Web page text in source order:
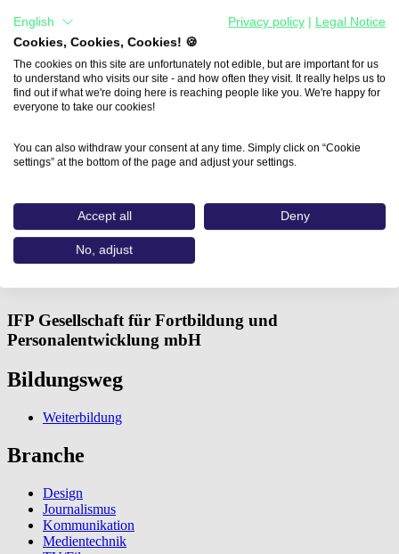
Aus- und Weiterbildungen
Adobe® Animate® Basics (IFP…
Adobe® Animate® Basics
IFP Gesellschaft für Fortbildung und
Personalentwicklung mbH
Bildungsweg
Weiterbildung
Branche
Design
Journalismus
Kommunikation
Medientechnik
English Privacy policy
Legal Notice
Cookies, Cookies, Cookies! 🍪
The cookies on this site are unfortunately not edible, but are important for us
to understand who visits our site - and how often they visit. It really helps us to
find out if what we're doing here is reaching people like you. We're happy for
everyone to take our cookies!
You can also withdraw your consent at any time. Simply click on “Cookie
settings” at the bottom of the page and adjust your settings.
Accept all Deny
No, adjust